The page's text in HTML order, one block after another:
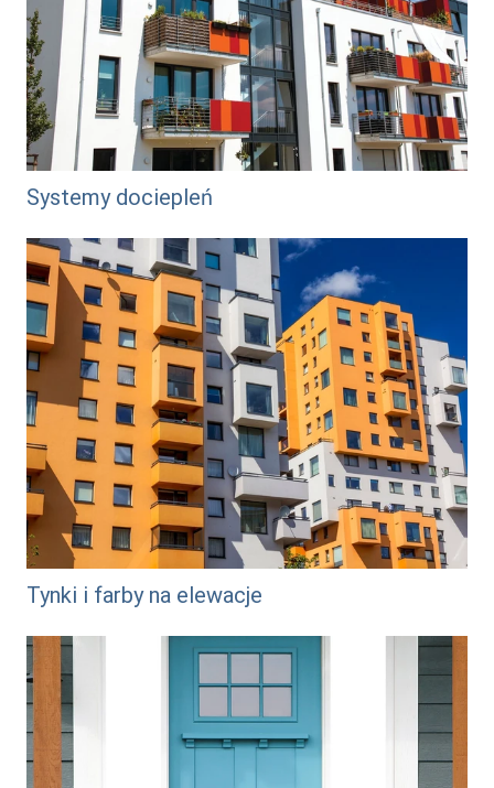
Systemy dociepleń
Tynki i farby na elewacje
/tynki-i-farby-na-elewacje
/emalie-do-drewna-i-metalu